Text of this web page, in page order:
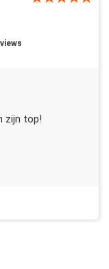
zijn top!